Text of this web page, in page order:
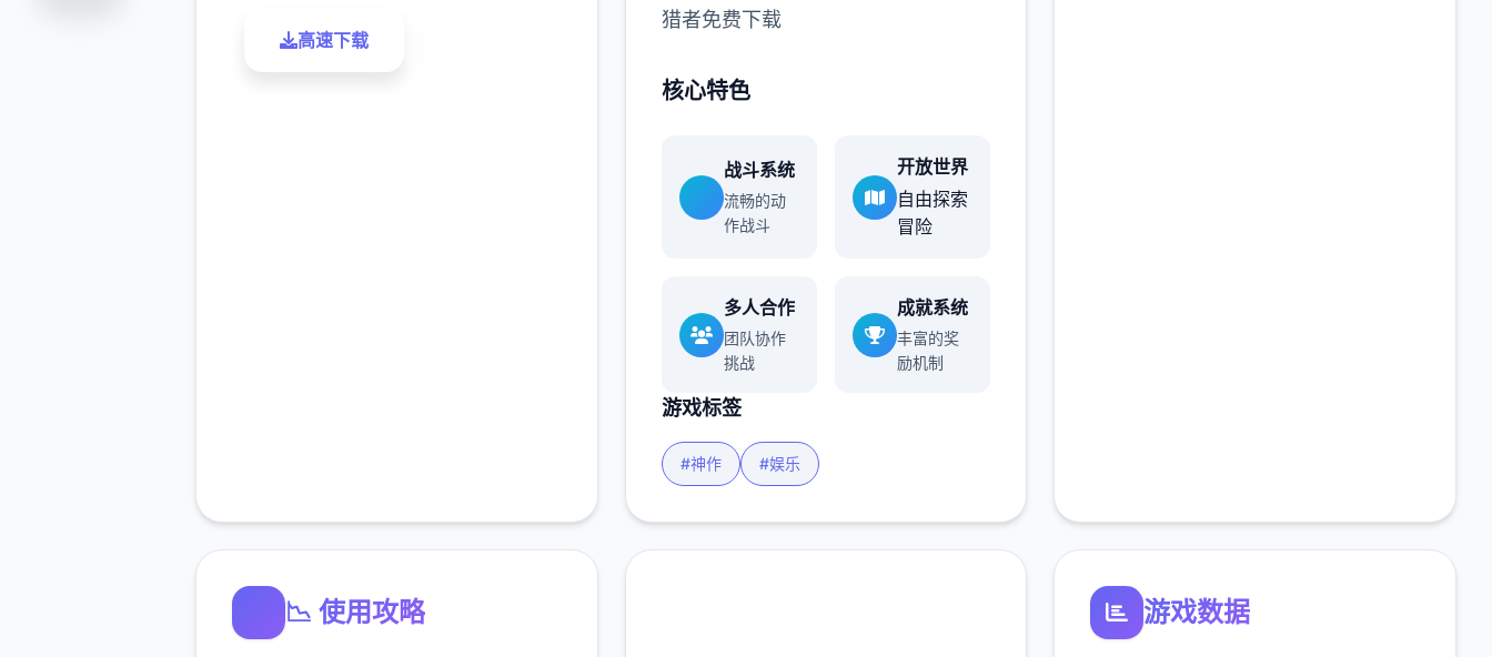
高速下载
猎者免费下载
核心特色
战斗系统
流畅的动
作战斗
开放世界
自由探索
冒险
多人合作
团队协作
挑战
成就系统
丰富的奖
励机制
游戏标签
#神作 #娱乐
📉 使用攻略 游戏数据